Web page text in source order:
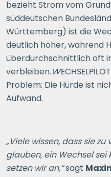
bezieht Strom vom
süddeutschen
Württemberg) ist die
deutlich höher, während
überdurchschnittlich oft
verbleiben. WECHSELPILOT
Problem: Die Hürde ist
Aufwand.
„Viele wissen, dass sie
glauben, ein Wechsel sei
setzen wir an,“sagt